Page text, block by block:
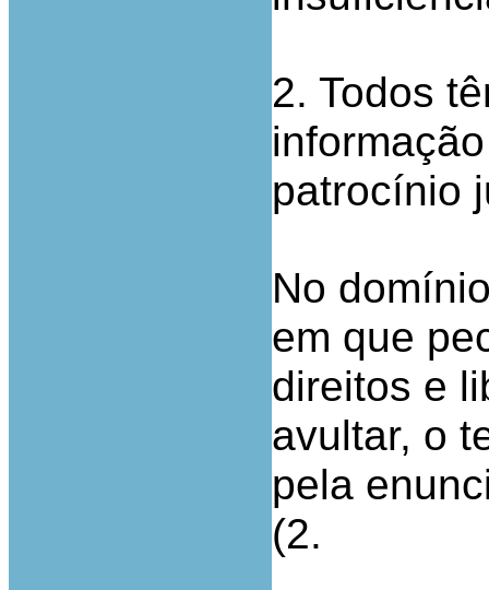
2. Todos
patrocínio
No
em que
direitos e
avultar, o
pela
(2.